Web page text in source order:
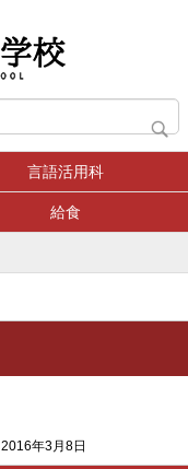
言語活用科
給食
2016年3月8日